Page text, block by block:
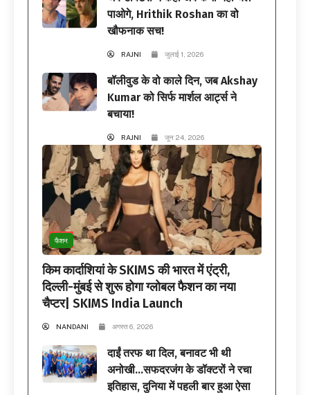
पाओगे, Hrithik Roshan का वो
खौफनाक सच!
RAJNI जुलाई 1, 2026
बॉलीवुड के वो काले दिन, जब Akshay
Kumar को सिर्फ मार्शल आर्ट्स ने
बचाया!
RAJNI जून 24, 2026
फैशन
किम कार्दाशियां के SKIMS की भारत में एंट्री,
दिल्ली-मुंबई से शुरू होगा ग्लोबल फैशन का नया
चैप्टर| SKIMS India Launch
NANDANI अगस्त 6, 2026
दाईं तरफ था दिल, बनावट भी थी
अनोखी…सफदरजंग के डॉक्टरों ने रचा
इतिहास, दुनिया में पहली बार हुआ ऐसा